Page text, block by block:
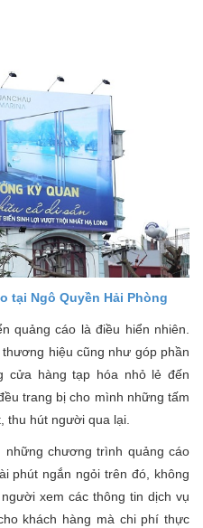
tại Ngô Quyền Hải Phòng
quảng cáo là điều hiển nhiên.
hiệu cũng như góp phần
cửa hàng tạp hóa nhỏ lẻ đến
trang bị cho mình những tấm
thu hút người qua lại.
những chương trình quảng cáo
phút ngắn ngỏi trên đó, không
xem các thông tin dịch vụ
khách hàng mà chi phí thực